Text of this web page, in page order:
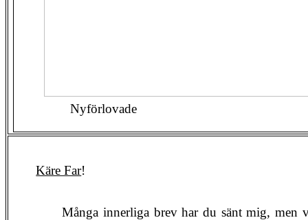
Nyförlovade
Käre Far!
Många innerliga brev har du sänt mig, men